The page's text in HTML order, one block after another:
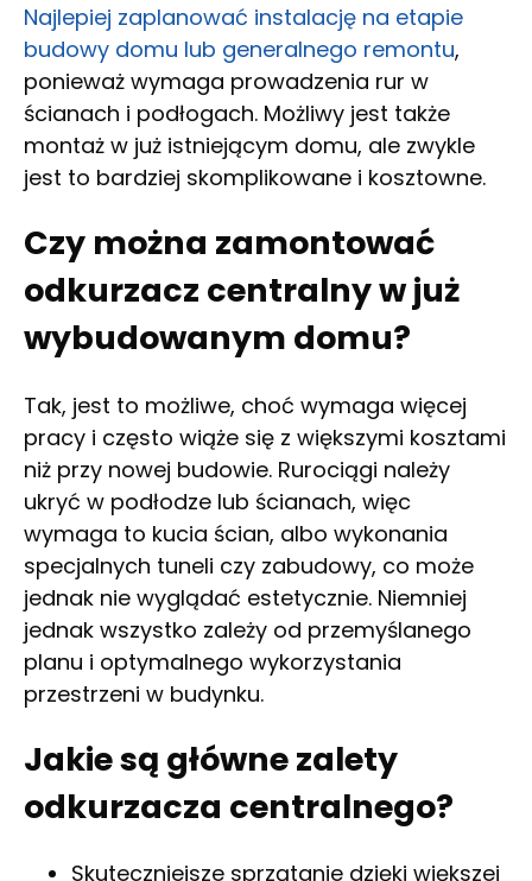
Najlepiej zaplanować instalację na etapie
budowy domu lub generalnego remontu,
ponieważ wymaga prowadzenia rur w
ścianach i podłogach. Możliwy jest także
montaż w już istniejącym domu, ale zwykle
jest to bardziej skomplikowane i kosztowne.
Czy można zamontować
odkurzacz centralny w już
wybudowanym domu?
Tak, jest to możliwe, choć wymaga więcej
pracy i często wiąże się z większymi kosztami
niż przy nowej budowie. Rurociągi należy
ukryć w podłodze lub ścianach, więc
wymaga to kucia ścian, albo wykonania
specjalnych tuneli czy zabudowy, co może
jednak nie wyglądać estetycznie. Niemniej
jednak wszystko zależy od przemyślanego
planu i optymalnego wykorzystania
przestrzeni w budynku.
Jakie są główne zalety
odkurzacza centralnego?
Skuteczniejsze sprzątanie dzięki większej